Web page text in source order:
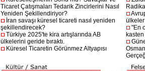
Ticaret Çatışmaları Tedarik Zincirlerini Nasıl
Yeniden Şekillendiriyor?
İran savaşı küresel ticareti nasıl yeniden
şekillendirecek?
Türkiye 2025'te kira artışlarında AB
ülkelerini geride bıraktı.
Küresel Ticaretin Görünmez Altyapısı
"En